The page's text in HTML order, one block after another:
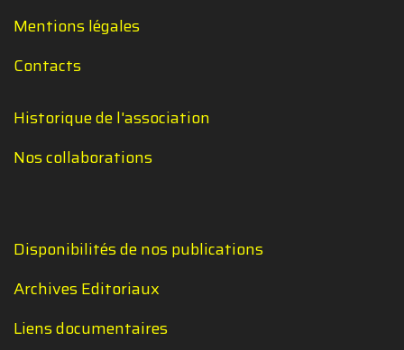
Mentions légales
Contacts
Historique de l'association
Nos collaborations
Disponibilités de nos publications
Archives Editoriaux
Liens documentaires